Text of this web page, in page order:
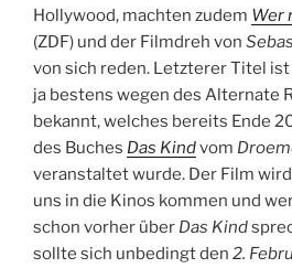
Hollywood, machten zudem Wer
(ZDF) und der Filmdreh von
von sich reden. Letzterer Titel
ja bestens wegen des Alternate
bekannt, welches bereits Ende
des Buches Das Kindvom
veranstaltet wurde. Der Film
uns in die Kinos kommen und
schon vorher über Das Kind
sollte sich unbedingt den 2.